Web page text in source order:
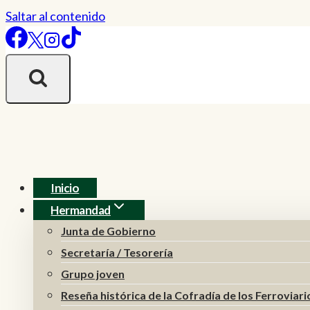
Saltar al contenido
Inicio
Hermandad
Junta de Gobierno
Secretaría / Tesorería
Grupo joven
Reseña histórica de la Cofradía de los